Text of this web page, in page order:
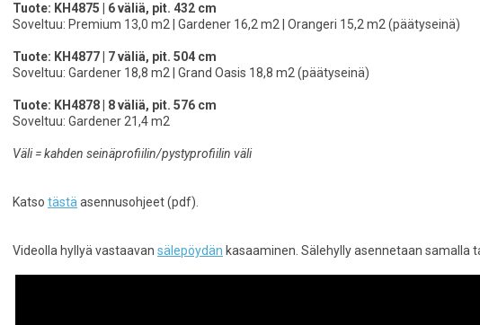
Tuote: KH4875 | 6 väliä, pit. 432 cm
Soveltuu: Premium 13,0 m2 | Gardener 16,2 m2 | Orangeri 15,2 m2 (päätyseinä)
Tuote: KH4877 | 7 väliä, pit. 504 cm
Soveltuu: Gardener 18,8 m2 | Grand Oasis 18,8 m2 (päätyseinä)
Tuote: KH4878 | 8 väliä, pit. 576 cm
Soveltuu: Gardener 21,4 m2
Väli = kahden seinäprofiilin/pystyprofiilin väli
Katso tästä asennusohjeet (pdf).
Videolla hyllyä vastaavan sälepöydän kasaaminen. Sälehylly asennetaan samalla